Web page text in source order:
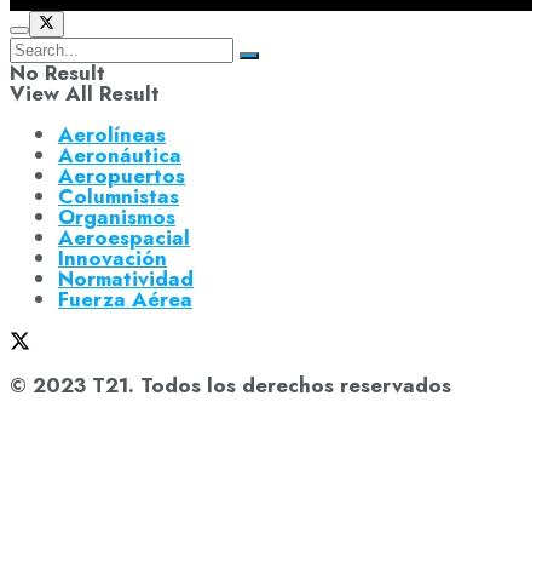
No Result
View All Result
Aerolíneas
Aeronáutica
Aeropuertos
Columnistas
Organismos
Aeroespacial
Innovación
Normatividad
Fuerza Aérea
© 2023 T21. Todos los derechos reservados